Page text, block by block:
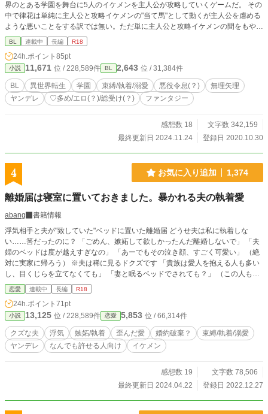
界のとある学園を舞台に5人のイケメンを主人公が攻略していくゲームだ。 その
中で律花は単純に主人公と攻略イケメンの"当て馬"として動くが主人公を虐める
ような悪いことをする訳では無い。ただ単に主人公と攻略イケメンの間をもやも
やさせる役だ。何故悪役令息と呼ばれるのかは彼がビッチ気質故だ。 なのに
ー。 ｢おい。手前ぇ、千秋を犯ったってのはマジか｣ ｢オレの千秋に手を出した
の？ねぇ｣ な、なんで······!! ✤✤✤✤✤ ✤✤✤✤✤ ✻ 暴力/残酷描写/エロ(？) 等有り
がっつり性描写初めての作品です(¨;) 拙い文章と乏しい想像力で妄想の限りに書
いたので、読者の皆様には生暖かい目で見て頂けると有難いですm(*_ _)m その
他付け予定タグ ※タグ付けきれないのでこちらで紹介させて頂きます。 ・ヤン
デレ(？)/メンヘラ(？)/サイコパス(？) ・異世界転生/逆行転生 ・ハッピーエンド
甘々溺愛イチャラブ生活＆学園イベント(ヤンデレ付き)はまだまだ遠いです。暫
く暗い話が続く予定です。 ※当作はハッピーエンドを予定しています。
BL 連載中 長編 R18
24h.ポイント 85pt
小説 11,671 位 / 228,589件 BL 2,643 位 / 31,384件
BL 異世界転生 学園 束縛/執着/溺愛 悪役令息(？)
無理矢理
ヤンデレ
♡多め/エロ(？)/総受け(？) ファンタジー
感想数 18
文字数 342,159
最終更新日 2024.11.24
登録日 2020.10.30
4 お気に入り追加 1,374
離婚届は寝室に置いておきました。暴かれる夫の執着愛
abang
書籍情報
浮気相手と夫が"致していた"ベッドに置いた離婚届 どうせ夫は私に執着しな
い……筈だったのに？ 「ごめん、嫉妬して欲しかったんだ離婚しないで」 「夫
婦のベッドは度が越えすぎなの」 「あーでもその泣き顔、すごく可愛い」 （絶
対に実家に帰ろう） ※夫は稀に見るドクズです 「貴族は愛人を抱える人も多い
し、目くじらを立てなくても」 「妻と眠るベッドでされても？」 （この人も夫
と寝たこと知ってるんだからね）
恋愛 連載中 長編 R18
24h.ポイント 71pt
小説 13,125 位 / 228,589件 恋愛 5,853 位 / 66,314件
クズな夫 浮気 嫉妬/執着 歪んだ愛 婚約破棄？
束縛/執着/溺愛
ヤンデレ
なんでも許せる人向け イケメン
感想数 19
文字数 78,506
最終更新日 2024.04.22
登録日 2022.12.27